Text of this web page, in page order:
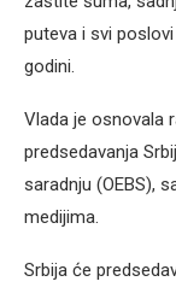
puteva i svi
godini.
Vlada je osnovala
predsedavanja
saradnju (OEBS),
medijima.
Srbija će